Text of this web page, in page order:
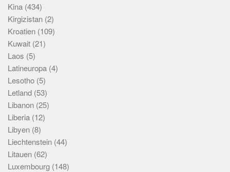
Kina (434)
Kirgizistan (2)
Kroatien (109)
Kuwait (21)
Laos (5)
Latineuropa (4)
Lesotho (5)
Letland (53)
Libanon (25)
Liberia (12)
Libyen (8)
Liechtenstein (44)
Litauen (62)
Luxembourg (148)